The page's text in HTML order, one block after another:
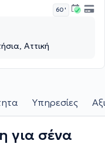
60 '
Αττική
Υπηρεσίες
για σένα